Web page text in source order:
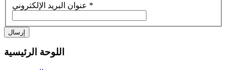
عنوان البريد الإلكتروني *
إرسال
اللوحة الرئيسية